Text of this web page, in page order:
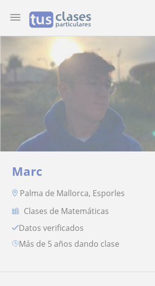
Marc
Palma de Mallorca, Esporles
Clases de Matemáticas
Datos verificados
más de 5 años dando clase